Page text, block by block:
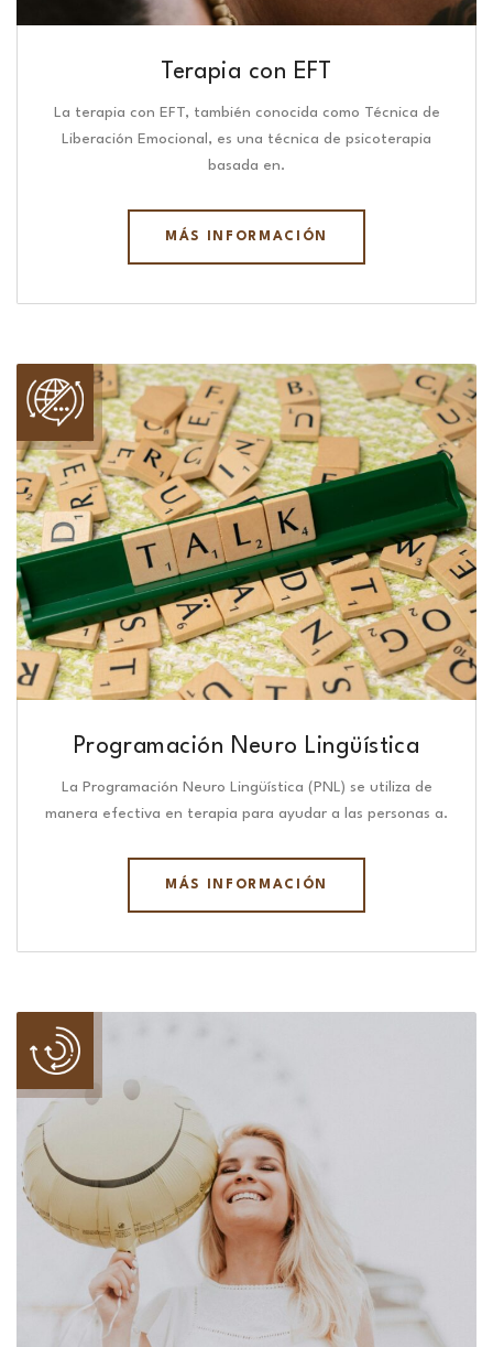
Terapia con EFT
La terapia con EFT, también conocida como Técnica de
Liberación Emocional, es una técnica de psicoterapia
basada en.
MÁS INFORMACIÓN
Programación Neuro Lingüística​
La Programación Neuro Lingüística (PNL) se utiliza de
manera efectiva en terapia para ayudar a las personas a.
MÁS INFORMACIÓN